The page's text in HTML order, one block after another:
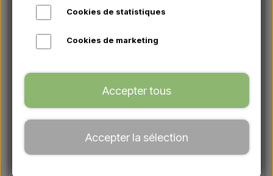
douchette aspect laiton
- eau froide et chaude
douchette en acier
inoxydable/noir
Cookies de statistiques
Cookies de marketing
Accepter tous
Accepter la sélection